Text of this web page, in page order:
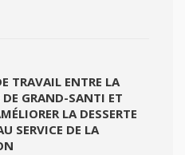
TRAVAIL ENTRE LA
GRAND-SANTI ET
LA DESSERTE
SERVICE DE LA